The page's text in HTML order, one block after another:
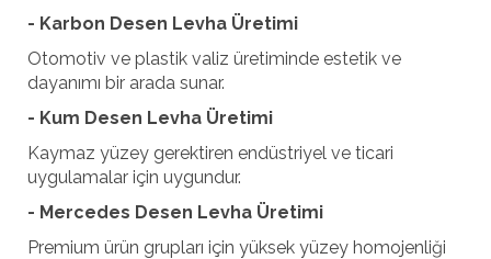
- Karbon Desen Levha Üretimi
Otomotiv ve plastik valiz üretiminde estetik ve
dayanımı bir arada sunar.
- Kum Desen Levha Üretimi
Kaymaz yüzey gerektiren endüstriyel ve ticari
uygulamalar için uygundur.
- Mercedes Desen Levha Üretimi
Premium ürün grupları için yüksek yüzey homojenliği